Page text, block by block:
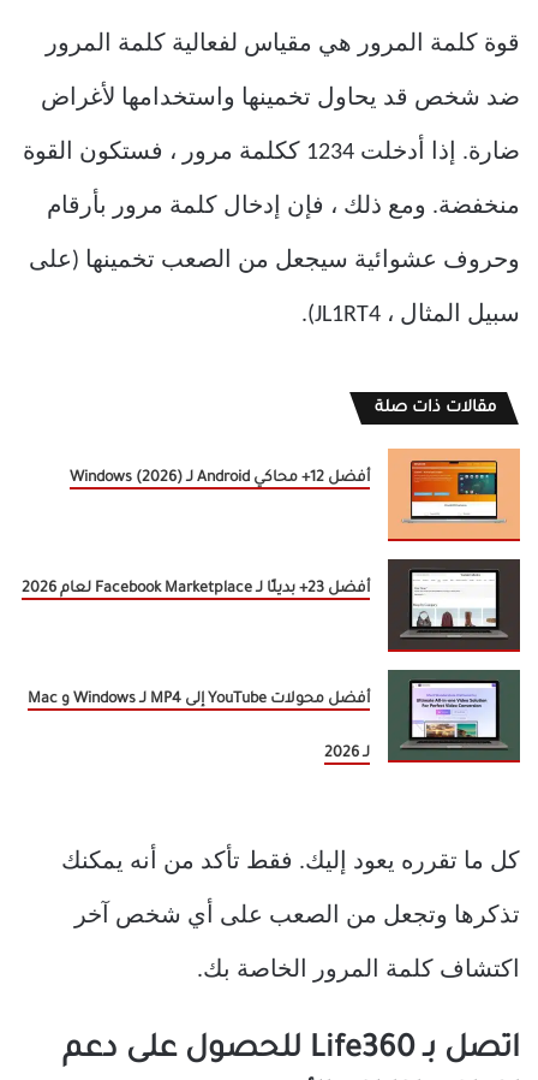
قوة كلمة المرور هي مقياس لفعالية كلمة المرور
ضد شخص قد يحاول تخمينها واستخدامها لأغراض
ضارة. إذا أدخلت 1234 ككلمة مرور ، فستكون القوة
منخفضة. ومع ذلك ، فإن إدخال كلمة مرور بأرقام
وحروف عشوائية سيجعل من الصعب تخمينها (على
سبيل المثال ، JL1RT4).
مقالات ذات صلة
أفضل 12+ محاكي Android لـ Windows (2026)
أفضل 23+ بديلًا لـ Facebook Marketplace لعام 2026
أفضل محولات YouTube إلى MP4 لـ Windows و Mac
لـ 2026
كل ما تقرره يعود إليك. فقط تأكد من أنه يمكنك
تذكرها وتجعل من الصعب على أي شخص آخر
اكتشاف كلمة المرور الخاصة بك.
اتصل بـ Life360 للحصول على دعم